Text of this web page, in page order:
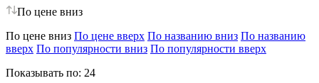
По цене вниз
По цене вниз По цене вверх По названию вниз По названию
вверх По популярности вниз По популярности вверх
Показывать по: 24